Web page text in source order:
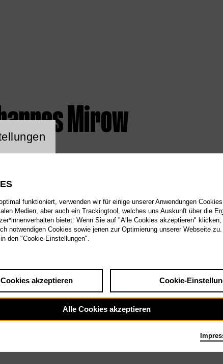
Mirow
Website Cookie
funktioniert, verwenden wir für einige unserer Anwendungen
Medien, aber auch ein Trackingtool, welches uns Auskunft über die
bietet. Wenn Sie auf "Alle Cookies akzeptieren"
notwendigen Cookies sowie jenen zur Optimierung unserer Webseite
den "Cookie-Einstellungen".
akzeptieren Cookie-
Alle Cookies akzeptieren